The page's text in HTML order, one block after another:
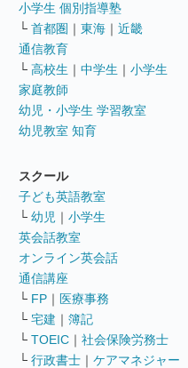
小学生 個別指導塾
└ 首都圏 ｜ 東海 ｜ 近畿
通信教育
└ 高校生 ｜ 中学生 ｜ 小学生
家庭教師
幼児・小学生 学習教室
幼児教室 知育
スクール
子ども英語教室
└ 幼児 ｜ 小学生
英会話教室
オンライン英会話
通信講座
└ FP ｜ 医療事務
└ 宅建 ｜ 簿記
└ TOEIC ｜ 社会保険労務士
└ 行政書士 ｜ ケアマネジャー